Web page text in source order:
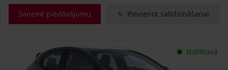
Saņemt piedāvājumu Pievienot salīdzināšanai
Noliktavā